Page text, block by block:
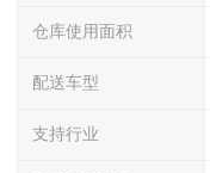
仓库使用面积
配送车型
支持行业